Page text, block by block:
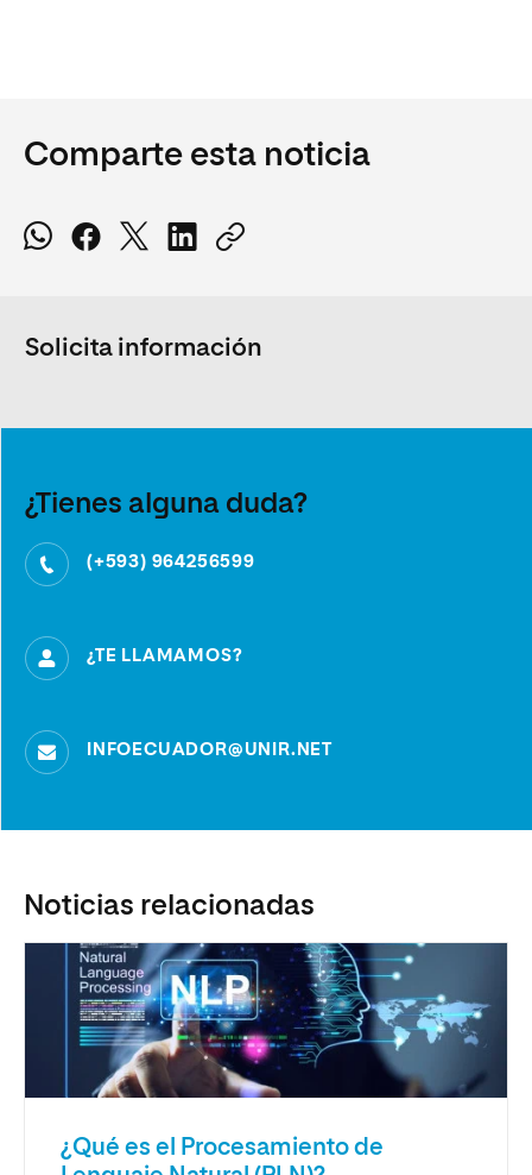
Comparte esta noticia
Solicita información
¿Tienes alguna duda?
(+593) 964256599
¿TE LLAMAMOS?
INFOECUADOR@UNIR.NET
Noticias relacionadas
¿Qué es el Procesamiento de